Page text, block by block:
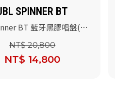
SPINNER BT
BT 藍牙黑膠唱盤(黑
NT$ 20,800
NT$ 14,800